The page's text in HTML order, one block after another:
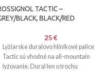
TACTIC –
BLACK, BLACK/RED
25€
Lyžiarske duralovo hliníkové palice
Tactic sú vhodné na all-mountain
lyžovanie. Dural len o trochu